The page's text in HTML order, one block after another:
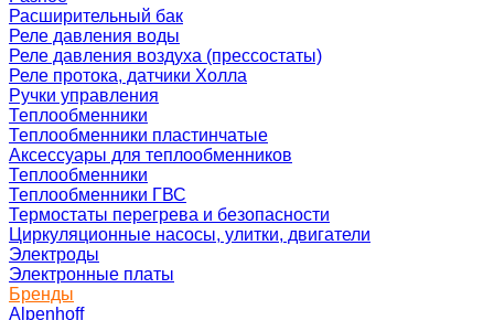
Расширительный бак
Реле давления воды
Реле давления воздуха (прессостаты)
Реле протока, датчики Холла
Ручки управления
Теплообменники
Теплообменники пластинчатые
Аксессуары для теплообменников
Теплообменники
Теплообменники ГВС
Термостаты перегрева и безопасности
Циркуляционные насосы, улитки, двигатели
Электроды
Электронные платы
Бренды
Alpenhoff